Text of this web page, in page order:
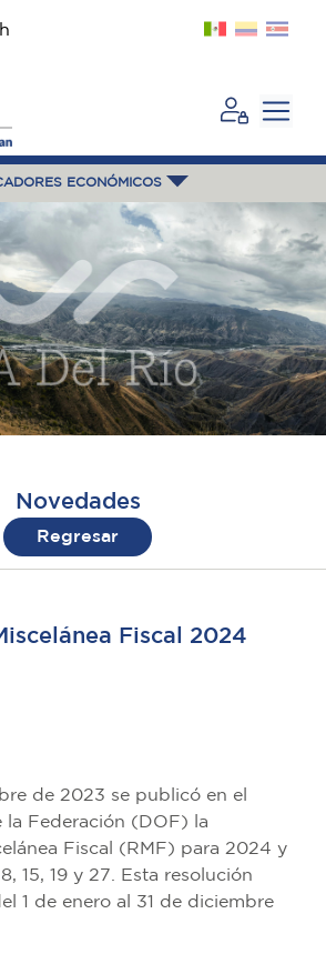
ECONÓMICOS
Novedades
Regresar
Fiscal 2024
de 2023 se publicó en el
la Federación (DOF) la
Fiscal (RMF) para 2024 y
15, 19 y 27. Esta resolución
1 de enero al 31 de diciembre